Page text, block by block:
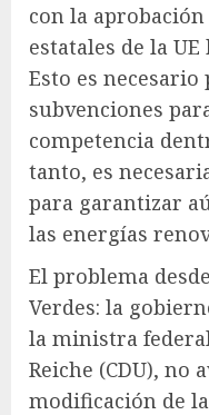
con la
estatales de la
Esto es
subvenciones
competencia
tanto, es
para garantizar
las energías
El problema
Verdes: la
la ministra
Reiche (CDU), no
modificación de